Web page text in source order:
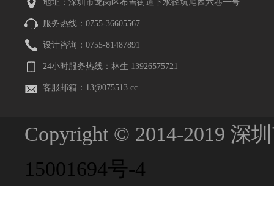
地址：深圳市龙岗区布吉街道下水径坑尾西六巷一号
服务热线：0755-36605567
设计咨询：0755-81487891
24小时服务热线：林生 13926575721
客服邮箱：13@075513.cc
Copyright © 2014-2019
15001694号-4